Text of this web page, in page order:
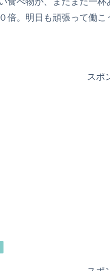
倍。明日も頑張って働
スポ